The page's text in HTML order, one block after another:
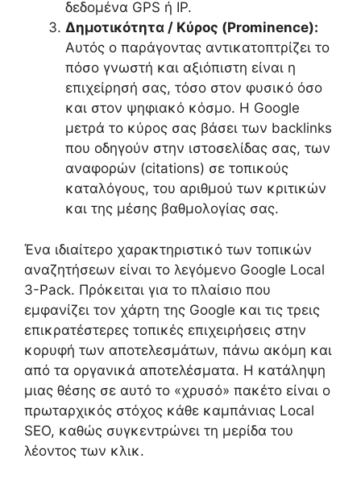
δεδομένα GPS ή IP.
Δημοτικότητα / Κύρος (Prominence):
Αυτός ο παράγοντας αντικατοπτρίζει το
πόσο γνωστή και αξιόπιστη είναι η
επιχείρησή σας, τόσο στον φυσικό όσο
και στον ψηφιακό κόσμο. Η Google
μετρά το κύρος σας βάσει των backlinks
που οδηγούν στην ιστοσελίδας σας, των
αναφορών (citations) σε τοπικούς
καταλόγους, του αριθμού των κριτικών
και της μέσης βαθμολογίας σας.
Ένα ιδιαίτερο χαρακτηριστικό των τοπικών
αναζητήσεων είναι το λεγόμενο Google Local
3-Pack. Πρόκειται για το πλαίσιο που
εμφανίζει τον χάρτη της Google και τις τρεις
επικρατέστερες τοπικές επιχειρήσεις στην
κορυφή των αποτελεσμάτων, πάνω ακόμη και
από τα οργανικά αποτελέσματα. Η κατάληψη
μιας θέσης σε αυτό το «χρυσό» πακέτο είναι ο
πρωταρχικός στόχος κάθε καμπάνιας Local
SEO, καθώς συγκεντρώνει τη μερίδα του
λέοντος των κλικ.